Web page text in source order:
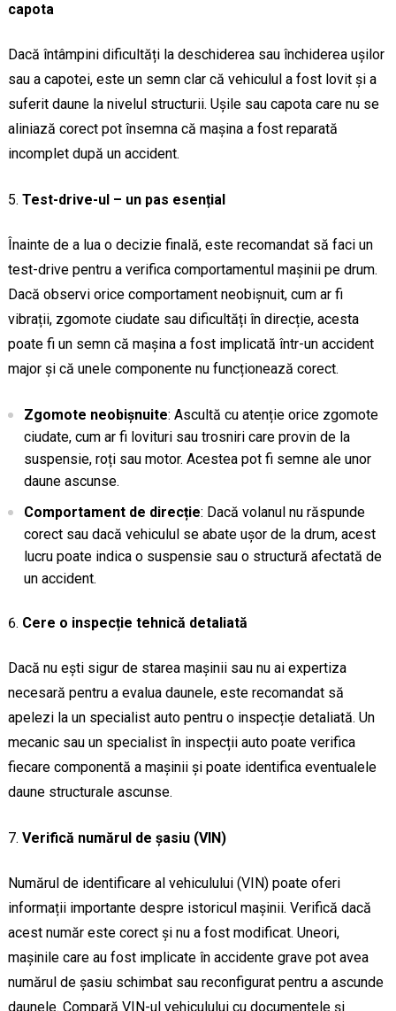
capota
Dacă întâmpini dificultăți la deschiderea sau închiderea ușilor
sau a capotei, este un semn clar că vehiculul a fost lovit și a
suferit daune la nivelul structurii. Ușile sau capota care nu se
aliniază corect pot însemna că mașina a fost reparată
incomplet după un accident.
Test-drive-ul – un pas esențial
Înainte de a lua o decizie finală, este recomandat să faci un
test-drive pentru a verifica comportamentul mașinii pe drum.
Dacă observi orice comportament neobișnuit, cum ar fi
vibrații, zgomote ciudate sau dificultăți în direcție, acesta
poate fi un semn că mașina a fost implicată într-un accident
major și că unele componente nu funcționează corect.
Zgomote neobișnuite: Ascultă cu atenție orice zgomote
ciudate, cum ar fi lovituri sau trosniri care provin de la
suspensie, roți sau motor. Acestea pot fi semne ale unor
daune ascunse.
Comportament de direcție: Dacă volanul nu răspunde
corect sau dacă vehiculul se abate ușor de la drum, acest
lucru poate indica o suspensie sau o structură afectată de
un accident.
Cere o inspecție tehnică detaliată
Dacă nu ești sigur de starea mașinii sau nu ai expertiza
necesară pentru a evalua daunele, este recomandat să
apelezi la un specialist auto pentru o inspecție detaliată. Un
mecanic sau un specialist în inspecții auto poate verifica
fiecare componentă a mașinii și poate identifica eventualele
daune structurale ascunse.
Verifică numărul de șasiu (VIN)
Numărul de identificare al vehiculului (VIN) poate oferi
informații importante despre istoricul mașinii. Verifică dacă
acest număr este corect și nu a fost modificat. Uneori,
mașinile care au fost implicate în accidente grave pot avea
numărul de șasiu schimbat sau reconfigurat pentru a ascunde
daunele. Compară VIN-ul vehiculului cu documentele și